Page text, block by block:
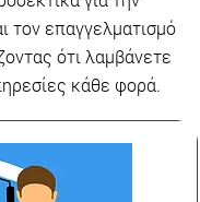
τον επαγγελματισμό
ότι λαμβάνετε
κάθε φορά.